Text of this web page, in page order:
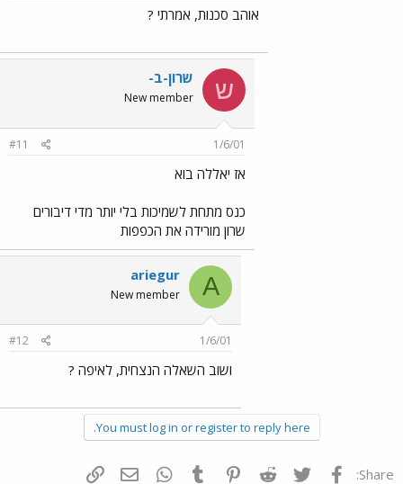
אוהב סכנות, אמרתי ?
ש שרון-ב-
New member
1/6/01
#11
אז יאללה בוא
כנס מתחת לשמיכות בלי יותר מדי דיבורים
שרון מורידה את הכפפות
A
ariegur
New member
1/6/01
#12
ושוב השאלה הנצחית, לאיפה ?
You must log in or register to reply here.
Share: פייסבוק Twitter
Reddit
Pinterest
Tumblr
WhatsAppדואר אלקטרוני